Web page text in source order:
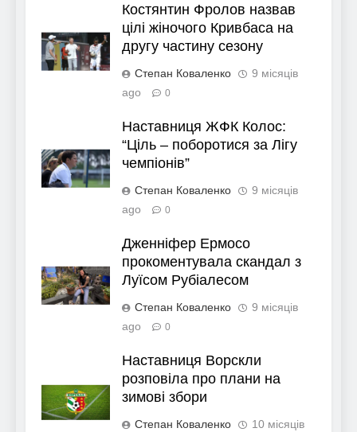
Костянтин Фролов назвав
цілі жіночого Кривбаса на
другу частину сезону
Степан Коваленко
9 місяців
ago
0
Наставниця ЖФК Колос:
“Ціль – поборотися за Лігу
чемпіонів”
Степан Коваленко
9 місяців
ago
0
Дженніфер Ермосо
прокоментувала скандал з
Луїсом Рубіалесом
Степан Коваленко
9 місяців
ago
0
Наставниця Ворскли
розповіла про плани на
зимові збори
Степан Коваленко
10 місяців